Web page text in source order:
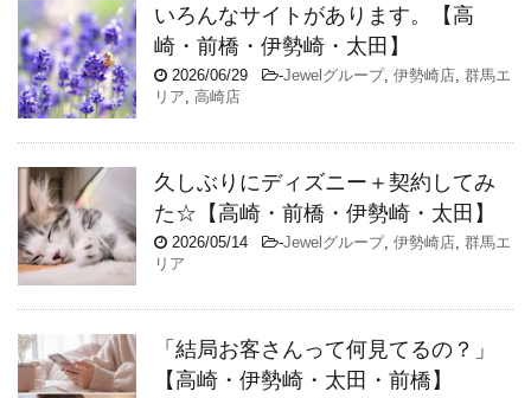
いろんなサイトがあります。【高
崎・前橋・伊勢崎・太田】
2026/06/29 -Jewelグループ, 伊勢崎店, 群馬エ
リア, 高崎店
久しぶりにディズニー＋契約してみ
た☆【高崎・前橋・伊勢崎・太田】
2026/05/14 -Jewelグループ, 伊勢崎店, 群馬エ
リア
「結局お客さんって何見てるの？」
【高崎・伊勢崎・太田・前橋】